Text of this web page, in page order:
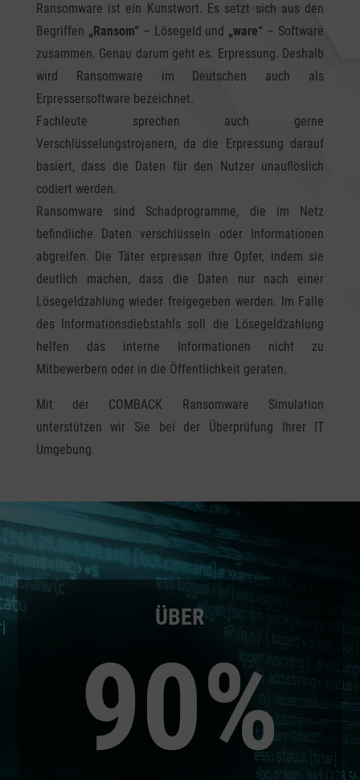
Ransomware ist ein Kunstwort. Es setzt sich aus den
Begriffen „Ransom“ – Lösegeld und „ware“ – Software
zusammen. Genau darum geht es. Erpressung. Deshalb
wird Ransomware im Deutschen auch als
Erpressersoftware bezeichnet.
Fachleute sprechen auch gerne
Verschlüsselungstrojanern, da die Erpressung darauf
basiert, dass die Daten für den Nutzer unauflöslich
codiert werden.
Ransomware sind Schadprogramme, die im Netz
befindliche Daten verschlüsseln oder Informationen
abgreifen. Die Täter erpressen ihre Opfer, indem sie
deutlich machen, dass die Daten nur nach einer
Lösegeldzahlung wieder freigegeben werden. Im Falle
des Informationsdiebstahls soll die Lösegeldzahlung
helfen das interne Informationen nicht zu
Mitbewerbern oder in die Öffentlichkeit geraten.
Mit der COMBACK Ransomware Simulation
unterstützen wir Sie bei der Überprüfung Ihrer IT
Umgebung.
ÜBER
90%